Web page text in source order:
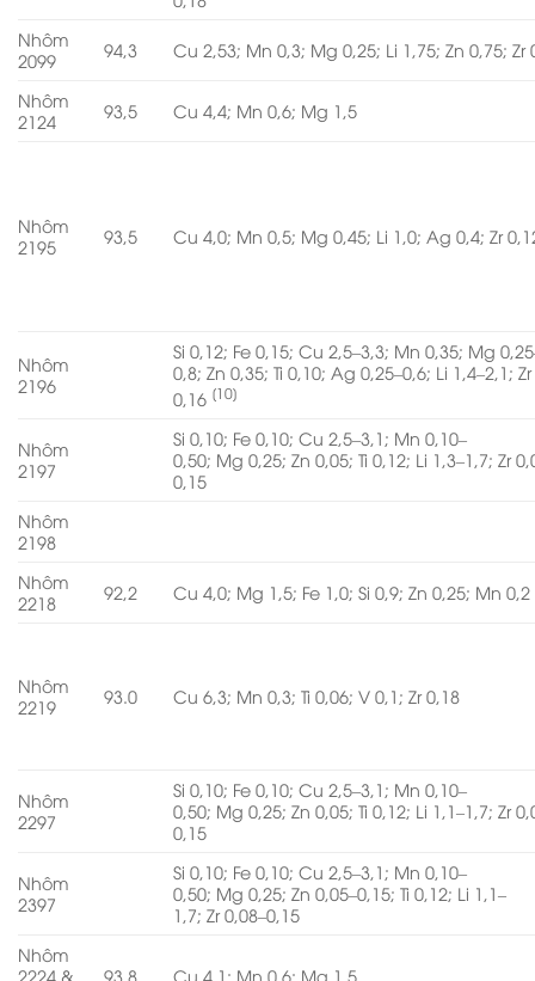
Nhôm
2099
94,3 Cu 2,53; Mn 0,3; Mg 0,25; Li 1,75; Zn 0,75; Zr
Nhôm
2124
93,5 Cu 4,4; Mn 0,6; Mg 1,5
Nhôm
2195
93,5 Cu 4,0; Mn 0,5; Mg 0,45; Li 1,0; Ag 0,4; Zr
Nhôm
2196
Si 0,12; Fe 0,15; Cu 2,5–3,3; Mn 0,35; Mg
0,8; Zn 0,35; Ti 0,10; Ag 0,25–0,6; Li 1,4–2,1;
0,16 [10]
Nhôm
2197
Si 0,10; Fe 0,10; Cu 2,5–3,1; Mn 0,10–
0,50; Mg 0,25; Zn 0,05; Ti 0,12; Li 1,3–1,7; Zr
0,15
Nhôm
2198
Nhôm
2218
92,2 Cu 4,0; Mg 1,5; Fe 1,0; Si 0,9; Zn 0,25; Mn 0,2
Nhôm
2219
93.0 Cu 6,3; Mn 0,3; Ti 0,06; V 0,1; Zr 0,18
Nhôm
2297
Si 0,10; Fe 0,10; Cu 2,5–3,1; Mn 0,10–
0,50; Mg 0,25; Zn 0,05; Ti 0,12; Li 1,1–1,7; Zr
0,15
Nhôm
2397
Si 0,10; Fe 0,10; Cu 2,5–3,1; Mn 0,10–
0,50; Mg 0,25; Zn 0,05–0,15; Ti 0,12; Li 1,1–
1,7; Zr 0,08–0,15
Nhôm
2224 &
93,8 Cu 4,1; Mn 0,6; Mg 1,5